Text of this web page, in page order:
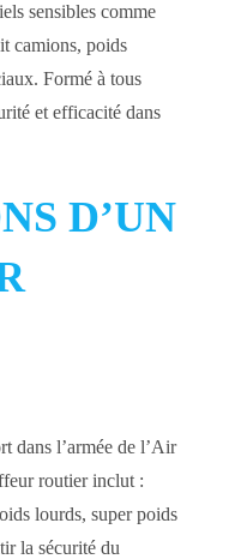
sensibles comme
camions, poids
Formé à tous
et efficacité dans
D’UN
dans l’armée de l’Air
routier inclut :
lourds, super poids
la sécurité du